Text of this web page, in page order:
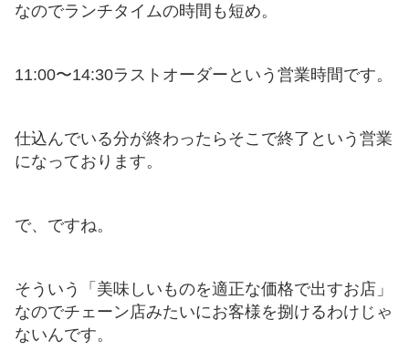
なのでランチタイムの時間も短め。
11:00〜14:30ラストオーダーという営業時間です。
仕込んでいる分が終わったらそこで終了という営業
になっております。
で、ですね。
そういう「美味しいものを適正な価格で出すお店」
なのでチェーン店みたいにお客様を捌けるわけじゃ
ないんです。